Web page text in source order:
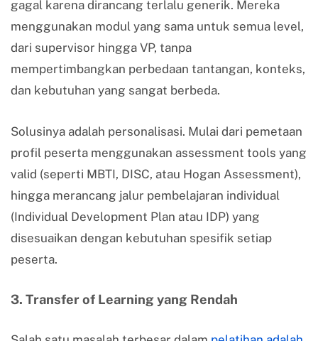
gagal karena dirancang terlalu generik. Mereka
menggunakan modul yang sama untuk semua level,
dari supervisor hingga VP, tanpa
mempertimbangkan perbedaan tantangan, konteks,
dan kebutuhan yang sangat berbeda.
Solusinya adalah personalisasi. Mulai dari pemetaan
profil peserta menggunakan assessment tools yang
valid (seperti MBTI, DISC, atau Hogan Assessment),
hingga merancang jalur pembelajaran individual
(Individual Development Plan atau IDP) yang
disesuaikan dengan kebutuhan spesifik setiap
peserta.
3. Transfer of Learning yang Rendah